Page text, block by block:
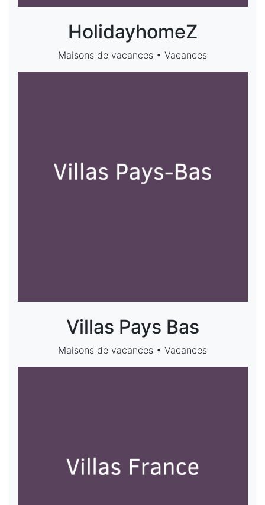
HolidayhomeZ
Maisons de vacances • Vacances
Villas Pays Bas
Maisons de vacances • Vacances